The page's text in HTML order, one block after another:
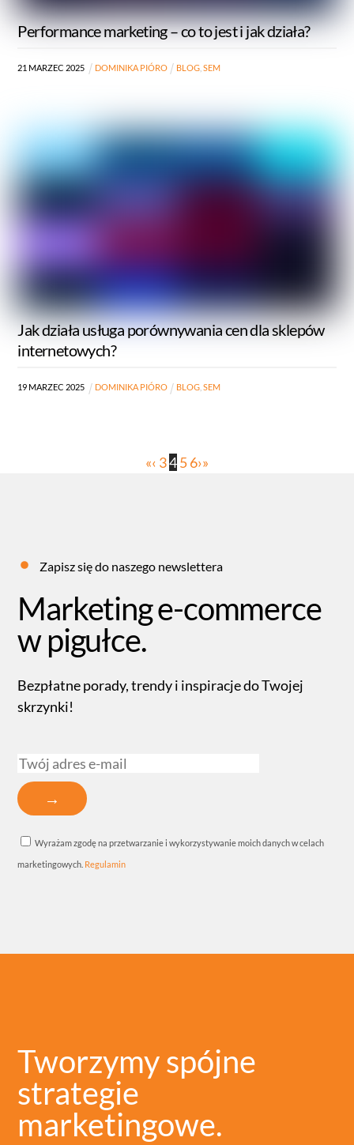
Performance marketing – co to jest i jak działa?
21 MARZEC 2025 DOMINIKA PIÓRO BLOG, SEM
Jak działa usługa porównywania cen dla sklepów
internetowych?
19 MARZEC 2025 DOMINIKA PIÓRO BLOG, SEM
«‹ 3456›»
Zapisz się do naszego newslettera
Marketing e-commerce
w pigułce.
Bezpłatne porady, trendy i inspiracje do Twojej
skrzynki!
Wyrażam zgodę na przetwarzanie i wykorzystywanie moich danych w celach
marketingowych. Regulamin
Tworzymy spójne
strategie
marketingowe.